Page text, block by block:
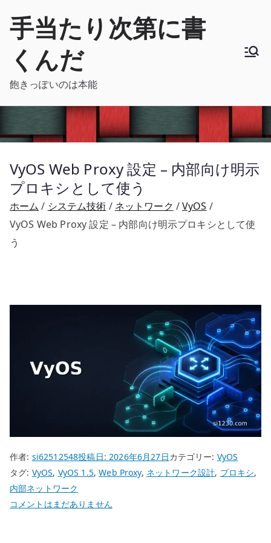
手当たり次第に書
くんだ
飽きっぽいのは本能
VyOS Web Proxy 設定 – 内部向け明示
プロキシとして使う
ホーム システム技術 ネットワーク
VyOS
VyOS Web Proxy 設定 – 内部向け明示プロキシとして使
う
作者: si62512548投稿日:2026年6月27日カテゴリー: VyOS
タグ: VyOS, VyOS 1.5,Web Proxy, ネットワーク設計, プロキシ,
内部ネットワーク
VyOS
コメントはまだありません